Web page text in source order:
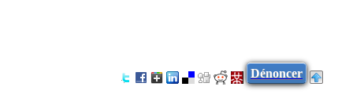
Dénoncer